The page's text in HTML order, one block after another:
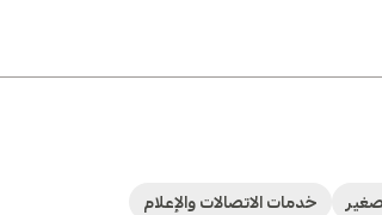
خدمات الاتصالات والإعلام